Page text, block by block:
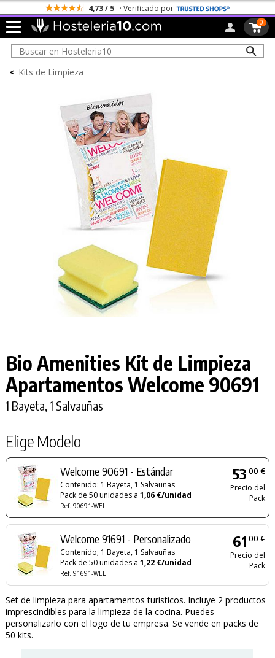
4,73 / 5 · Verificado por
0
< Kits de Limpieza
Bio Amenities Kit de Limpieza
Apartamentos Welcome 90691
1 Bayeta, 1 Salvauñas
Elige Modelo
Welcome 90691 - Estándar
Contenido: 1 Bayeta, 1 Salvauñas
Pack de 50 unidades a1,06 €/unidad
Ref. 90691-WEL
53 00 €
Precio del
Pack
Welcome 91691 - Personalizado
Contenido; 1 Bayeta, 1 Salvauñas
Pack de 50 unidades a1,22 €/unidad
Ref. 91691-WEL
61 00 €
Precio del
Pack
Set de limpieza para apartamentos turísticos. Incluye 2 productos
imprescindibles para la limpieza de la cocina. Puedes
personalizarlo con el logo de tu empresa. Se vende en packs de
50 kits.